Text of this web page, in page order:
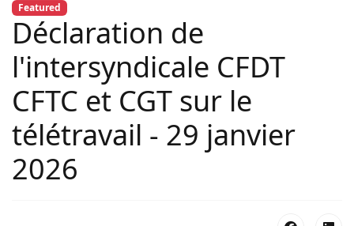
Featured
Déclaration de
l'intersyndicale CFDT
CFTC et CGT sur le
télétravail - 29 janvier
2026